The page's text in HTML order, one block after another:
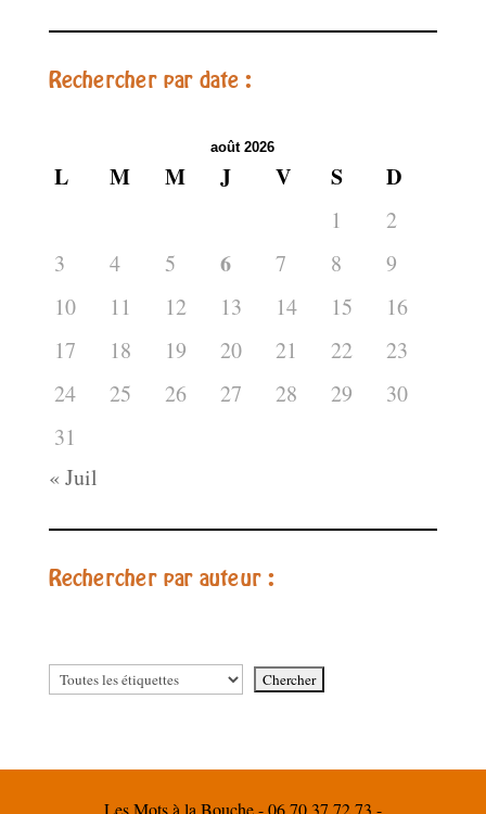
Rechercher par date :
août 2026
L M M J V S D
1
2
3
4 5 6 7 8
9
10
11 12 13 14 15
16
17
18 19 20 21 22
23
24
25 26 27 28 29
30
31
« Juil
Rechercher par auteur :
Les Mots à la Bouche - 06 70 37 72 73 -